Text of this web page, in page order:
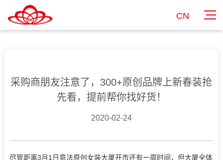
CN
采购商朋友注意了，300+原创品牌上新春装抢
先看，提前帮你找好货！
2020-02-24
尽管距离3月1日意法原创女装大厦开市还有一周时间，但大厦全体